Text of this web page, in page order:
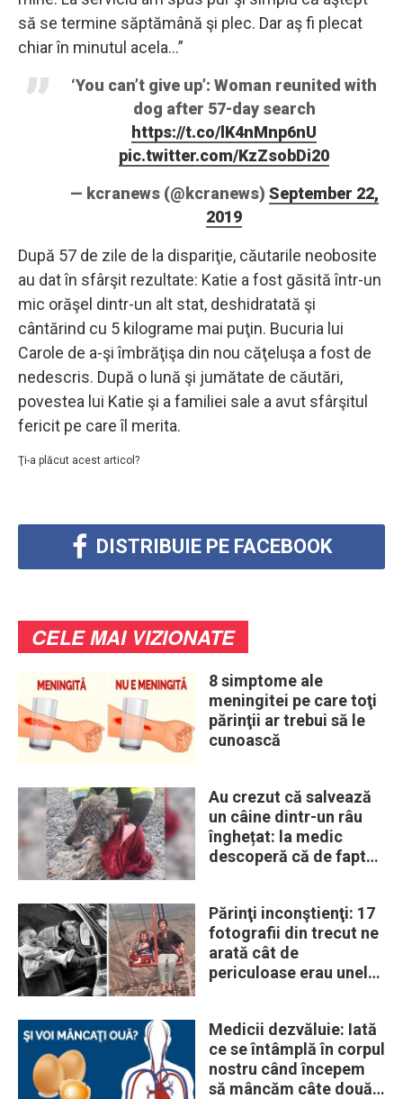
să se termine săptămână şi plec. Dar aş fi plecat
chiar în minutul acela…”
‘You can’t give up’: Woman reunited with
dog after 57-day search
https://t.co/lK4nMnp6nU
pic.twitter.com/KzZsobDi20
— kcranews (@kcranews) September 22,
2019
După 57 de zile de la dispariţie, căutarile neobosite
au dat în sfârşit rezultate: Katie a fost găsită într-un
mic orăşel dintr-un alt stat, deshidratată şi
cântărind cu 5 kilograme mai puţin. Bucuria lui
Carole de a-şi îmbrăţişa din nou căţeluşa a fost de
nedescris. După o lună şi jumătate de căutări,
povestea lui Katie şi a familiei sale a avut sfârşitul
fericit pe care îl merita.
Ţi-a plăcut acest articol?
DISTRIBUIE PE FACEBOOK
CELE MAI VIZIONATE
8 simptome ale
meningitei pe care toţi
părinţii ar trebui să le
cunoască
Au crezut că salvează
un câine dintr-un râu
înghețat: la medic
descoperă că de fapt
Părinţi inconştienţi: 17
fotografii din trecut ne
arată cât de
periculoase erau unele
Medicii dezvăluie: Iată
ce se întâmplă în corpul
nostru când începem
să mâncăm câte două